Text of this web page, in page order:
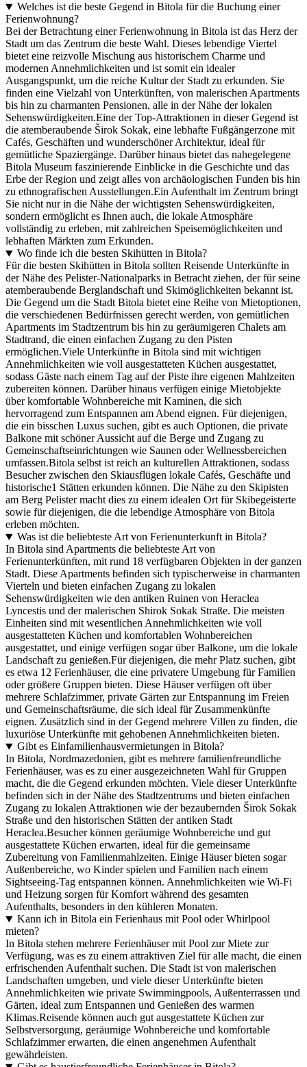
Welches ist die beste Gegend in Bitola für die Buchung einer
Ferienwohnung?
Bei der Betrachtung einer Ferienwohnung in Bitola ist das Herz der
Stadt um das Zentrum die beste Wahl. Dieses lebendige Viertel
bietet eine reizvolle Mischung aus historischem Charme und
modernen Annehmlichkeiten und ist somit ein idealer
Ausgangspunkt, um die reiche Kultur der Stadt zu erkunden. Sie
finden eine Vielzahl von Unterkünften, von malerischen Apartments
bis hin zu charmanten Pensionen, alle in der Nähe der lokalen
Sehenswürdigkeiten.Eine der Top-Attraktionen in dieser Gegend ist
die atemberaubende Širok Sokak, eine lebhafte Fußgängerzone mit
Cafés, Geschäften und wunderschöner Architektur, ideal für
gemütliche Spaziergänge. Darüber hinaus bietet das nahegelegene
Bitola Museum faszinierende Einblicke in die Geschichte und das
Erbe der Region und zeigt alles von archäologischen Funden bis hin
zu ethnografischen Ausstellungen.Ein Aufenthalt im Zentrum bringt
Sie nicht nur in die Nähe der wichtigsten Sehenswürdigkeiten,
sondern ermöglicht es Ihnen auch, die lokale Atmosphäre
vollständig zu erleben, mit zahlreichen Speisemöglichkeiten und
lebhaften Märkten zum Erkunden.
Wo finde ich die besten Skihütten in Bitola?
Für die besten Skihütten in Bitola sollten Reisende Unterkünfte in
der Nähe des Pelister-Nationalparks in Betracht ziehen, der für seine
atemberaubende Berglandschaft und Skimöglichkeiten bekannt ist.
Die Gegend um die Stadt Bitola bietet eine Reihe von Mietoptionen,
die verschiedenen Bedürfnissen gerecht werden, von gemütlichen
Apartments im Stadtzentrum bis hin zu geräumigeren Chalets am
Stadtrand, die einen einfachen Zugang zu den Pisten
ermöglichen.Viele Unterkünfte in Bitola sind mit wichtigen
Annehmlichkeiten wie voll ausgestatteten Küchen ausgestattet,
sodass Gäste nach einem Tag auf der Piste ihre eigenen Mahlzeiten
zubereiten können. Darüber hinaus verfügen einige Mietobjekte
über komfortable Wohnbereiche mit Kaminen, die sich
hervorragend zum Entspannen am Abend eignen. Für diejenigen,
die ein bisschen Luxus suchen, gibt es auch Optionen, die private
Balkone mit schöner Aussicht auf die Berge und Zugang zu
Gemeinschaftseinrichtungen wie Saunen oder Wellnessbereichen
umfassen.Bitola selbst ist reich an kulturellen Attraktionen, sodass
Besucher zwischen den Skiausflügen lokale Cafés, Geschäfte und
historische1 Stätten erkunden können. Die Nähe zu den Skipisten
am Berg Pelister macht dies zu einem idealen Ort für Skibegeisterte
sowie für diejenigen, die die lebendige Atmosphäre von Bitola
erleben möchten.
Was ist die beliebteste Art von Ferienunterkunft in Bitola?
In Bitola sind Apartments die beliebteste Art von
Ferienunterkünften, mit rund 18 verfügbaren Objekten in der ganzen
Stadt. Diese Apartments befinden sich typischerweise in charmanten
Vierteln und bieten einfachen Zugang zu lokalen
Sehenswürdigkeiten wie den antiken Ruinen von Heraclea
Lyncestis und der malerischen Shirok Sokak Straße. Die meisten
Einheiten sind mit wesentlichen Annehmlichkeiten wie voll
ausgestatteten Küchen und komfortablen Wohnbereichen
ausgestattet, und einige verfügen sogar über Balkone, um die lokale
Landschaft zu genießen.Für diejenigen, die mehr Platz suchen, gibt
es etwa 12 Ferienhäuser, die eine privatere Umgebung für Familien
oder größere Gruppen bieten. Diese Häuser verfügen oft über
mehrere Schlafzimmer, private Gärten zur Entspannung im Freien
und Gemeinschaftsräume, die sich ideal für Zusammenkünfte
eignen. Zusätzlich sind in der Gegend mehrere Villen zu finden, die
luxuriöse Unterkünfte mit gehobenen Annehmlichkeiten bieten.
Gibt es Einfamilienhausvermietungen in Bitola?
In Bitola, Nordmazedonien, gibt es mehrere familienfreundliche
Ferienhäuser, was es zu einer ausgezeichneten Wahl für Gruppen
macht, die die Gegend erkunden möchten. Viele dieser Unterkünfte
befinden sich in der Nähe des Stadtzentrums und bieten einfachen
Zugang zu lokalen Attraktionen wie der bezaubernden Širok Sokak
Straße und den historischen Stätten der antiken Stadt
Heraclea.Besucher können geräumige Wohnbereiche und gut
ausgestattete Küchen erwarten, ideal für die gemeinsame
Zubereitung von Familienmahlzeiten. Einige Häuser bieten sogar
Außenbereiche, wo Kinder spielen und Familien nach einem
Sightseeing-Tag entspannen können. Annehmlichkeiten wie Wi-Fi
und Heizung sorgen für Komfort während des gesamten
Aufenthalts, besonders in den kühleren Monaten.
Kann ich in Bitola ein Ferienhaus mit Pool oder Whirlpool
mieten?
In Bitola stehen mehrere Ferienhäuser mit Pool zur Miete zur
Verfügung, was es zu einem attraktiven Ziel für alle macht, die einen
erfrischenden Aufenthalt suchen. Die Stadt ist von malerischen
Landschaften umgeben, und viele dieser Unterkünfte bieten
Annehmlichkeiten wie private Swimmingpools, Außenterrassen und
Gärten, ideal zum Entspannen und Genießen des warmen
Klimas.Reisende können auch gut ausgestattete Küchen zur
Selbstversorgung, geräumige Wohnbereiche und komfortable
Schlafzimmer erwarten, die einen angenehmen Aufenthalt
gewährleisten.